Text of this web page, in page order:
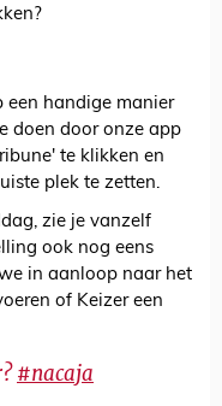
een handige manier
doen door onze app
te klikken en
plek te zetten.
zie je vanzelf
ook nog eens
in aanloop naar het
of Keizer een
#nacaja